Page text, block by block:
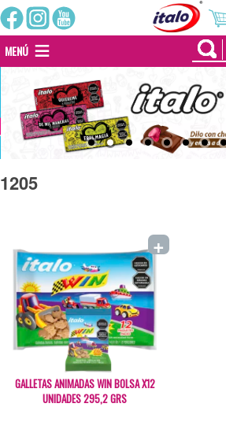
MENÚ
1205
GALLETAS ANIMADAS WIN BOLSA X12
UNIDADES 295,2 GRS
+